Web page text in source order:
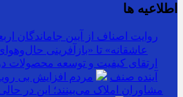
اطلاعیه ها
روایت اصناف از آیین جاماندگان
عاشقانه» تا «بازآفرینی
ارتقای کیفیت و توسعه محصولات
آینده صنف
مردم افزایش بی
مشاوران املاک می‌بینند؛ این در